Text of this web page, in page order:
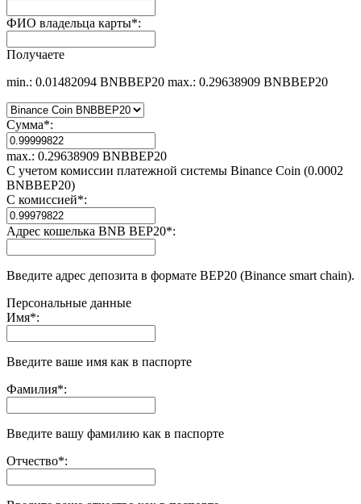
ФИО владельца карты*:
Получаете
min.: 0.01482094 BNBBEP20 max.: 0.29638909 BNBBEP20
Сумма*:
max.: 0.29638909 BNBBEP20
С учетом комиссии платежной системы Binance Coin (0.0002
BNBBEP20)
С комиссией*:
Адрес кошелька BNB BEP20*:
Введите адрес депозита в формате BEP20 (Binance smart chain).
Персональные данные
Имя*:
Введите ваше имя как в паспорте
Фамилия*:
Введите вашу фамилию как в паспорте
Отчество*: